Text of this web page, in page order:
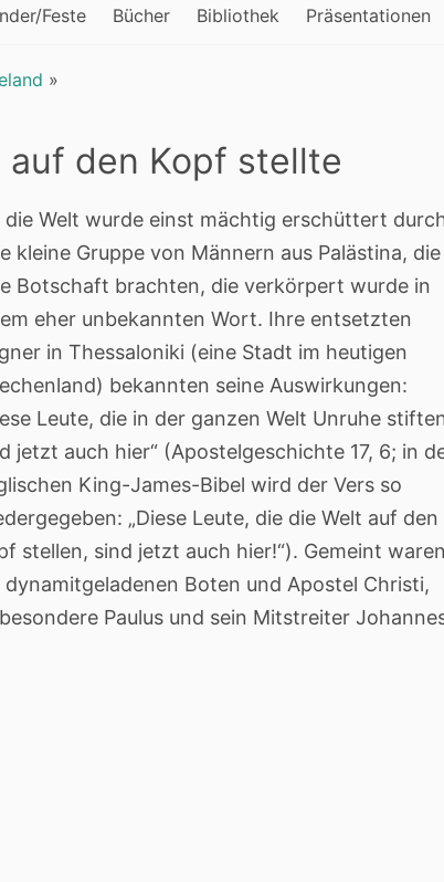
Feste Bücher Bibliothek Präsentationen
»
auf den Kopf stellte
die Welt wurde einst mächtig erschüttert
kleine Gruppe von Männern aus Palästina, die
Botschaft brachten, die verkörpert wurde in
eher unbekannten Wort. Ihre entsetzten
in Thessaloniki (eine Stadt im heutigen
bekannten seine Auswirkungen:
Leute, die in der ganzen Welt Unruhe
jetzt auch hier“ (Apostelgeschichte 17, 6; in
King-James-Bibel wird der Vers so
„Diese Leute, die die Welt auf den
stellen, sind jetzt auch hier!“). Gemeint waren
dynamitgeladenen Boten und Apostel Christi,
Paulus und sein Mitstreiter